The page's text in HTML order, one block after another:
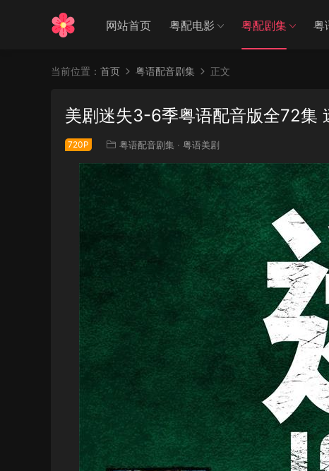
网站首页 粤配电影 粤配剧集 粤
当前位置： 首页 粤语配音剧集 正文
美剧迷失3-6季粤语配音版全72集
720P 粤语配音剧集 · 粤语美剧